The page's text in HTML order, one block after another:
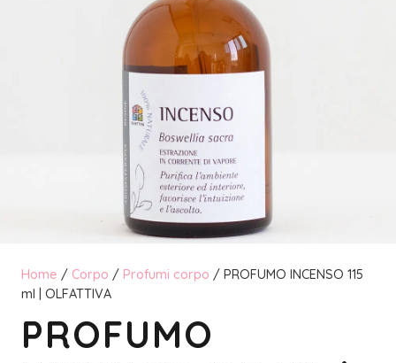
Home / Corpo / Profumi corpo / PROFUMO INCENSO 115
ml | OLFATTIVA
PROFUMO